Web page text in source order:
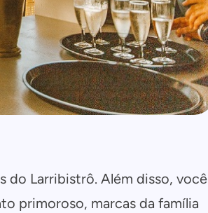
do Larribistrô. Além disso, você
primoroso, marcas da família